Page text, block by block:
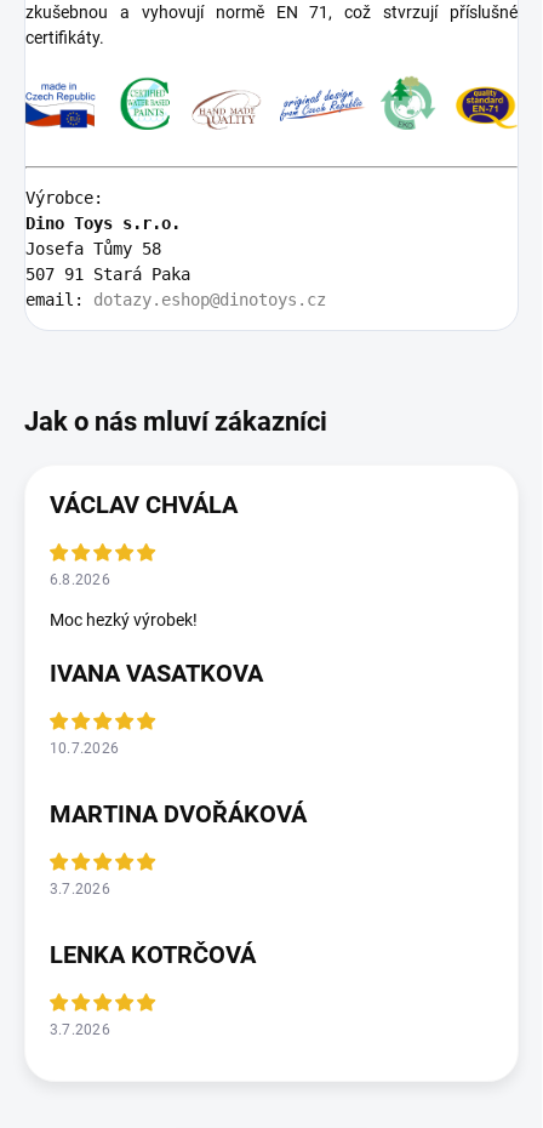
zkušebnou a vyhovují normě EN 71, což stvrzují příslušné
certifikáty.
Výrobce:
Dino Toys s.r.o.
Josefa Tůmy 58
507 91 Stará Paka
email: dotazy.eshop@dinotoys.cz
VÁCLAV CHVÁLA
6.8.2026
Moc hezký výrobek!
IVANA VASATKOVA
10.7.2026
MARTINA DVOŘÁKOVÁ
3.7.2026
LENKA KOTRČOVÁ
3.7.2026